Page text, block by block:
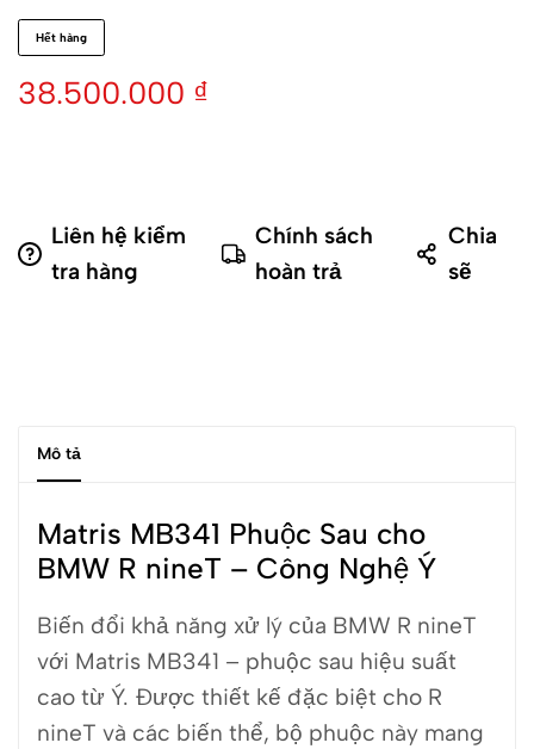
Hết hàng
38.500.000 ₫
Liên hệ kiểm
tra hàng
Chính sách
hoàn trả
Chia
sẽ
Mô tả
Matris MB341 Phuộc Sau cho
BMW R nineT – Công Nghệ Ý
Biến đổi khả năng xử lý của BMW R nineT
với Matris MB341 – phuộc sau hiệu suất
cao từ Ý. Được thiết kế đặc biệt cho R
nineT và các biến thể, bộ phuộc này mang